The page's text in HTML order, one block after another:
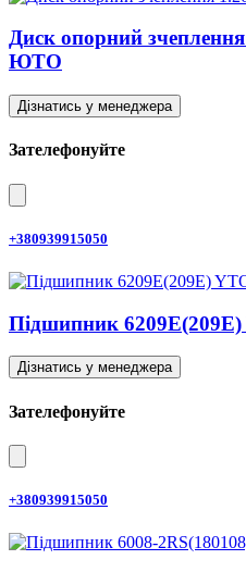
Диск опорний
ЮТО
Дізнатись у менеджера
Зателефонуйте
+380939915050
Підшипник
Дізнатись у менеджера
Зателефонуйте
+380939915050